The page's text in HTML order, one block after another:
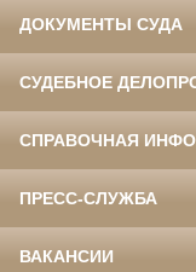
ДОКУМЕНТЫ СУДА
СУДЕБНОЕ
СПРАВОЧНАЯ
ПРЕСС-СЛУЖБА
ВАКАНСИИ